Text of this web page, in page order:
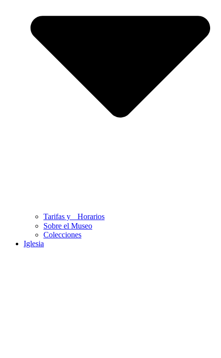
Tarifas y Horarios
Sobre el Museo
Colecciones
Iglesia